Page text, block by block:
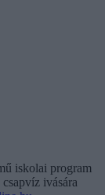
iskolai program
ivására